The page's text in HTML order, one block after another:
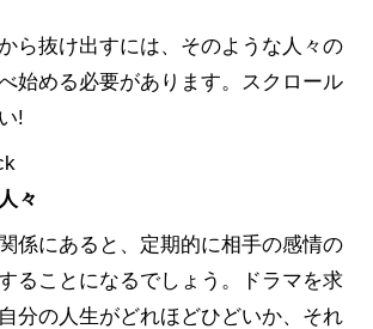
ら抜け出すには、そのような人々の
始める必要があります。スクロール
!
々
係にあると、定期的に相手の感情の
ることになるでしょう。ドラマを求
分の人生がどれほどひどいか、それ